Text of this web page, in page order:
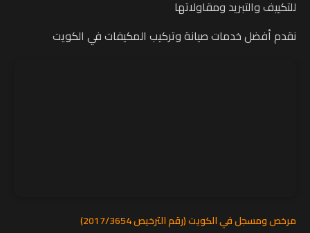
للتكييف والتبريد ومقاولاتها
نقدم أفضل خدمات صيانة وتركيب المكيفات في الكويت
مرخص ومسجل في الكويت (رقم الترخيص 2017/3654)